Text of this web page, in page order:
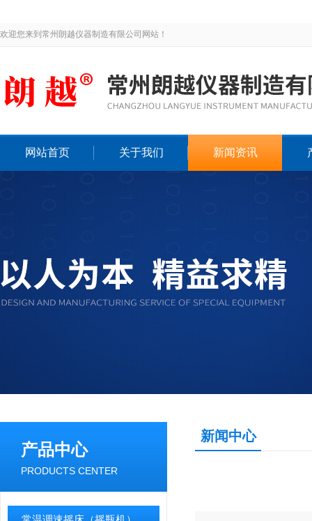
欢迎您来到常州朗越仪器制造有限公司网站！
网站首页 关于我们 新闻资讯
产品中心
PRODUCTS CENTER
新闻中心